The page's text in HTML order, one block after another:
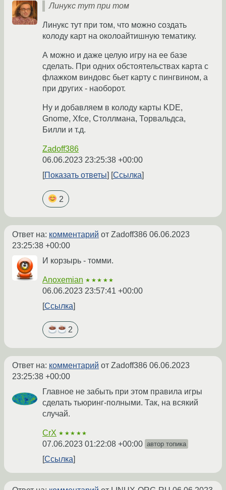
Линукс тут при том
Линукс тут при том, что можно создать
колоду карт на околоайтишную тематику.
А можно и даже целую игру на ее базе
сделать. При одних обстоятельствах карта с
флажком виндовс бьет карту с пингвином, а
при других - наоборот.
Ну и добавляем в колоду карты KDE,
Gnome, Xfce, Столлмана, Торвальдса,
Билли и т.д.
Zadoff386
06.06.2023 23:25:38 +00:00
Показать ответы
Ссылка
2
Ответ на: комментарий от Zadoff386 06.06.2023
23:25:38 +00:00
И корзырь - томми.
Anoxemian ★★★★★
06.06.2023 23:57:41 +00:00
Ссылка
2
Ответ на: комментарий от Zadoff386 06.06.2023
23:25:38 +00:00
Главное не забыть при этом правила игры
сделать тьюринг-полными. Так, на всякий
случай.
CrX ★★★★★
07.06.2023 01:22:08 +00:00 автор топика
Ссылка